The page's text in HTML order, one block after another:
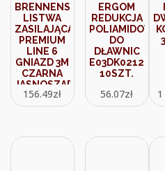
BRENNENSTUHL
LISTWA
ZASILAJĄCA
PREMIUM
LINE 6
GNIAZD 3M
CZARNA
JASNOSZARA
1951564100
156.49zł
ERGOM
REDUKCJA
POLIAMIDOWA
DO
DŁAWNIC
10SZT.
56.07zł